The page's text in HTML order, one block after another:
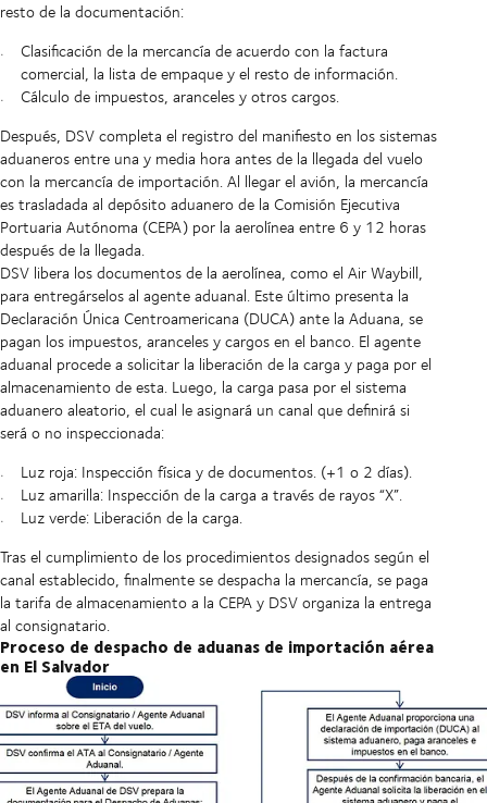
resto de la documentación:
Clasificación de la mercancía de acuerdo con la factura
comercial, la lista de empaque y el resto de información.
Cálculo de impuestos, aranceles y otros cargos.
Después, DSV completa el registro del manifiesto en los sistemas
aduaneros entre una y media hora antes de la llegada del vuelo
con la mercancía de importación. Al llegar el avión, la mercancía
es trasladada al depósito aduanero de la Comisión Ejecutiva
Portuaria Autónoma (CEPA) por la aerolínea entre 6 y 12 horas
después de la llegada.
DSV libera los documentos de la aerolínea, como el Air Waybill,
para entregárselos al agente aduanal. Este último presenta la
Declaración Única Centroamericana (DUCA) ante la Aduana, se
pagan los impuestos, aranceles y cargos en el banco. El agente
aduanal procede a solicitar la liberación de la carga y paga por el
almacenamiento de esta. Luego, la carga pasa por el sistema
aduanero aleatorio, el cual le asignará un canal que definirá si
será o no inspeccionada:
Luz roja: Inspección física y de documentos. (+1 o 2 días).
Luz amarilla: Inspección de la carga a través de rayos “X”.
Luz verde: Liberación de la carga.
Tras el cumplimiento de los procedimientos designados según el
canal establecido, finalmente se despacha la mercancía, se paga
la tarifa de almacenamiento a la CEPA y DSV organiza la entrega
al consignatario.
Proceso de despacho de aduanas de importación aérea
en El Salvador